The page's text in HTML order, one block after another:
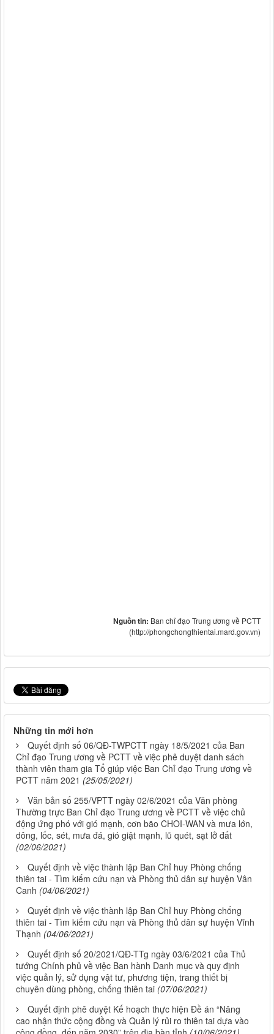
Nguồn tin: Ban chỉ đạo Trung ương về PCTT
(http://phongchongthientai.mard.gov.vn)
Những tin mới hơn
Quyết định số 06/QĐ-TWPCTT ngày 18/5/2021 của Ban
Chỉ đạo Trung ương về PCTT về việc phê duyệt danh sách
thành viên tham gia Tổ giúp việc Ban Chỉ đạo Trung ương về
PCTT năm 2021 (25/05/2021)
Văn bản số 255/VPTT ngày 02/6/2021 của Văn phòng
Thường trực Ban Chỉ đạo Trung ương về PCTT về việc chủ
động ứng phó với gió mạnh, cơn bão CHOI-WAN và mưa lớn,
dông, lốc, sét, mưa đá, gió giật mạnh, lũ quét, sạt lở đất
(02/06/2021)
Quyết định về việc thành lập Ban Chỉ huy Phòng chống
thiên tai - Tìm kiếm cứu nạn và Phòng thủ dân sự huyện Vân
Canh (04/06/2021)
Quyết định về việc thành lập Ban Chỉ huy Phòng chống
thiên tai - Tìm kiếm cứu nạn và Phòng thủ dân sự huyện Vĩnh
Thạnh (04/06/2021)
Quyết định số 20/2021/QĐ-TTg ngày 03/6/2021 của Thủ
tướng Chính phủ về việc Ban hành Danh mục và quy định
việc quản lý, sử dụng vật tư, phương tiện, trang thiết bị
chuyên dùng phòng, chống thiên tai (07/06/2021)
Quyết định phê duyệt Kế hoạch thực hiện Đề án “Nâng
cao nhận thức cộng đồng và Quản lý rủi ro thiên tai dựa vào